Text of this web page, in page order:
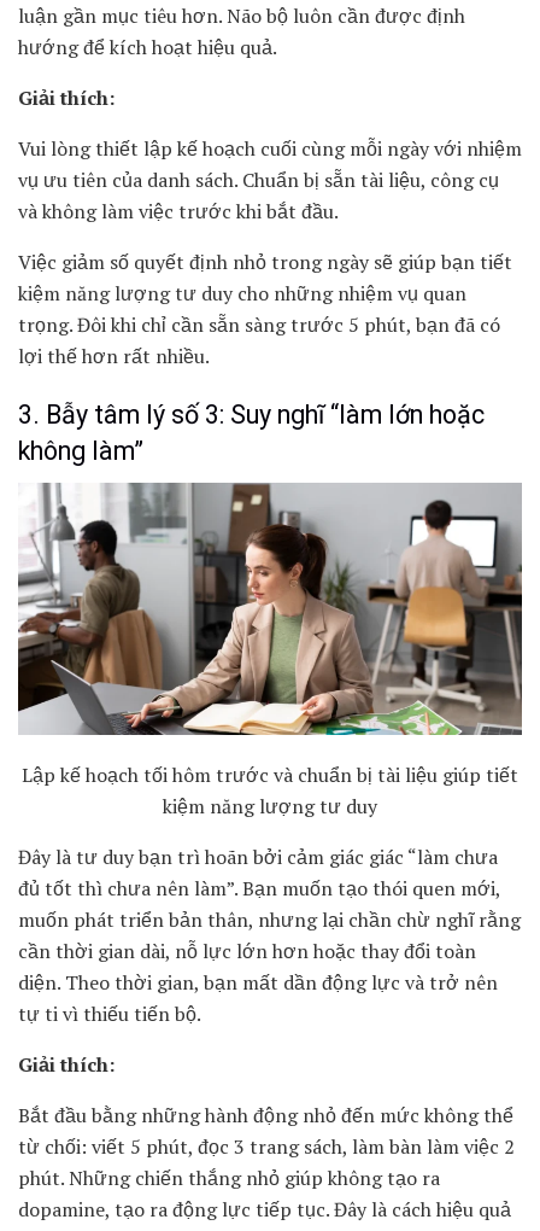
luận gần mục tiêu hơn. Não bộ luôn cần được định
hướng để kích hoạt hiệu quả.
Giải thích:
Vui lòng thiết lập kế hoạch cuối cùng mỗi ngày với nhiệm
vụ ưu tiên của danh sách. Chuẩn bị sẵn tài liệu, công cụ
và không làm việc trước khi bắt đầu.
Việc giảm số quyết định nhỏ trong ngày sẽ giúp bạn tiết
kiệm năng lượng tư duy cho những nhiệm vụ quan
trọng. Đôi khi chỉ cần sẵn sàng trước 5 phút, bạn đã có
lợi thế hơn rất nhiều.
3. Bẫy tâm lý số 3: Suy nghĩ “làm lớn hoặc
không làm”
Lập kế hoạch tối hôm trước và chuẩn bị tài liệu giúp tiết
kiệm năng lượng tư duy
Đây là tư duy bạn trì hoãn bởi cảm giác giác “làm chưa
đủ tốt thì chưa nên làm”. Bạn muốn tạo thói quen mới,
muốn phát triển bản thân, nhưng lại chần chừ nghĩ rằng
cần thời gian dài, nỗ lực lớn hơn hoặc thay đổi toàn
diện. Theo thời gian, bạn mất dần động lực và trở nên
tự ti vì thiếu tiến bộ.
Giải thích:
Bắt đầu bằng những hành động nhỏ đến mức không thể
từ chối: viết 5 phút, đọc 3 trang sách, làm bàn làm việc 2
phút. Những chiến thắng nhỏ giúp không tạo ra
dopamine, tạo ra động lực tiếp tục. Đây là cách hiệu quả